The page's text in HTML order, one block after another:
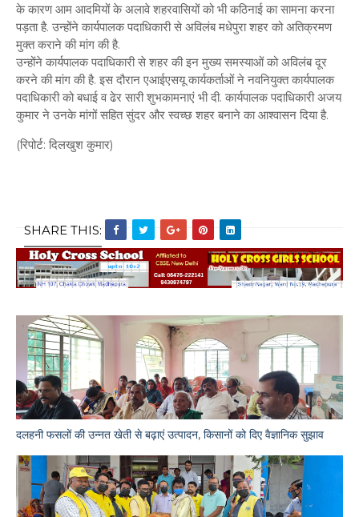
के कारण आम आदमियों के अलावे शहरवासियों को भी कठिनाई का सामना करना
पड़ता है. उन्होंने कार्यपालक पदाधिकारी से अविलंब मधेपुरा शहर को अतिक्रमण
मुक्त कराने की मांग की है.
उन्होंने कार्यपालक पदाधिकारी से शहर की इन मुख्य समस्याओं को अविलंब दूर
करने की मांग की है. इस दौरान एआईएसयू कार्यकर्ताओं ने नवनियुक्त कार्यपालक
पदाधिकारी को बधाई व ढेर सारी शुभकामनाएं भी दी. कार्यपालक पदाधिकारी अजय
कुमार ने उनके मांगों सहित सुंदर और स्वच्छ शहर बनाने का आश्वासन दिया है.
(रिपोर्ट: दिलखुश कुमार)
SHARE THIS:
दलहनी फसलों की उन्नत खेती से बढ़ाएं उत्पादन, किसानों को दिए वैज्ञानिक सुझाव